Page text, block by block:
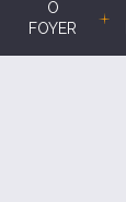
O
FOYER